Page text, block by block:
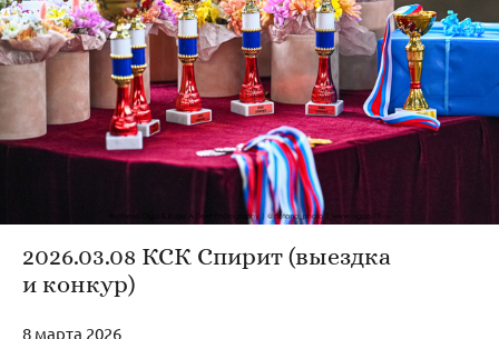
2026.03.08 КСК Спирит (выездка
и конкур)
8 марта 2026